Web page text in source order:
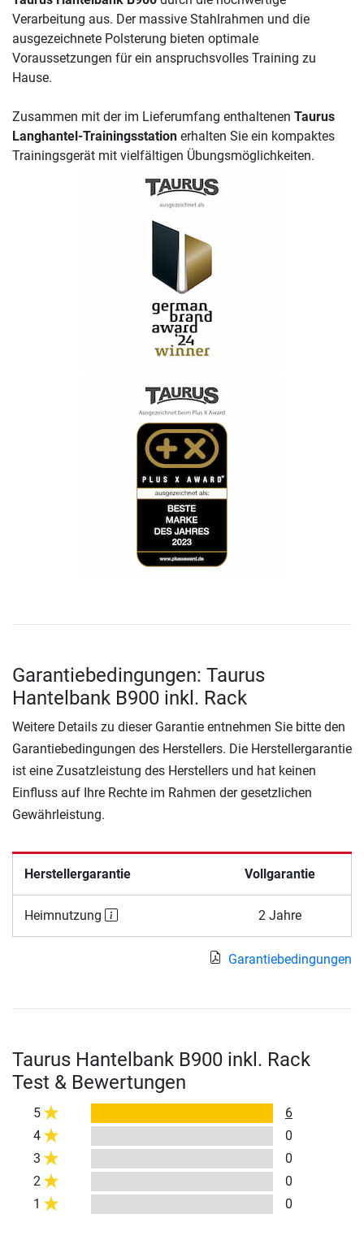
Verarbeitung aus. Der massive Stahlrahmen und die
ausgezeichnete Polsterung bieten optimale
Voraussetzungen für ein anspruchsvolles Training zu
Hause.
Zusammen mit der im Lieferumfang enthaltenen Taurus
Langhantel-Trainingsstation erhalten Sie ein kompaktes
Trainingsgerät mit vielfältigen Übungsmöglichkeiten.
Garantiebedingungen: Taurus
Hantelbank B900 inkl. Rack
Weitere Details zu dieser Garantie entnehmen Sie bitte den
Garantiebedingungen des Herstellers. Die Herstellergarantie
ist eine Zusatzleistung des Herstellers und hat keinen
Einfluss auf Ihre Rechte im Rahmen der gesetzlichen
Gewährleistung.
Herstellergarantie Vollgarantie
Heimnutzung 2 Jahre
Garantiebedingungen
Taurus Hantelbank B900 inkl. Rack
Test & Bewertungen
5
6
4
0
3
0
2
0
1
0